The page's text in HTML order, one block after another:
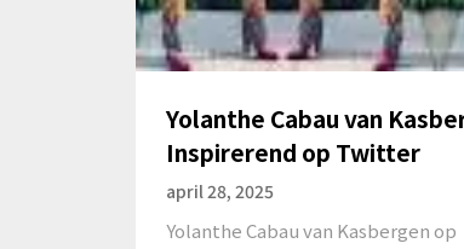
Yolanthe Cabau van
Inspirerend op Twitter
april 28, 2025
Yolanthe Cabau van Kasbergen op